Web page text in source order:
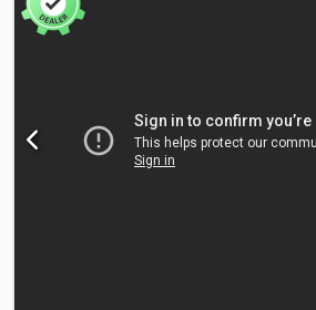
Auto, elektronikus stabilitásprogram
központi zár, légzsák, nem dohányzó
Mérete miatt teljesen alkalmas a
Dwedozn Razepfx Abzja Az árban
tartozékok, valamint további kiegészítők,